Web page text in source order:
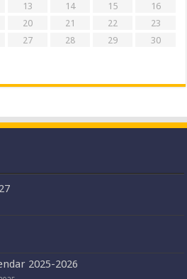
13 14 15
16
20 21 22
23
27 28 29
30
2025-2026